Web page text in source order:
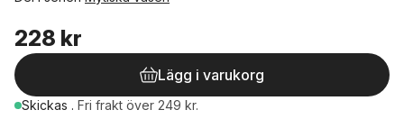
228 kr
Lägg i varukorg
Skickas . Fri frakt över 249 kr.